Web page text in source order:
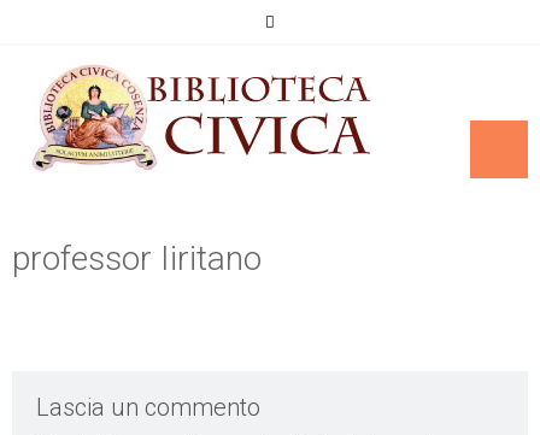
professor Iiritano
Lascia un commento